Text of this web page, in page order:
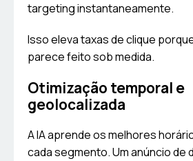
targeting instantaneamente.
Isso eleva taxas de clique
parece feito sob medida.
Otimização temporal e
geolocalizada
A IA aprende os melhores
cada segmento. Um anúncio de